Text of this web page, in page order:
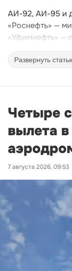
АИ-92, АИ-95 и
«Роснефть» —
«Уфимнефть» —
Развернуть
Четыре
вылета
7 августа 2026, 09:53